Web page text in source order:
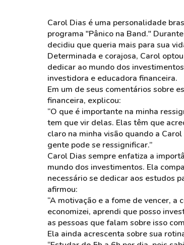
Carol Dias é uma personalidade
programa "Pânico na Band."
decidiu que queria mais para sua
Determinada e corajosa, Carol
dedicar ao mundo dos
investidora e educadora financeira.
Em um de seus comentários sobre
financeira, explicou:
“O que é importante na minha
tem que vir delas. Elas têm que
claro na minha visão quando a
gente pode se ressignificar.”
Carol Dias sempre enfatiza a
mundo dos investimentos. Ela
necessário se dedicar aos estudos
afirmou:
“A motivação e a fome de vencer, a
economizei, aprendi que posso
as pessoas que falam sobre isso
Ela ainda acrescenta sobre sua